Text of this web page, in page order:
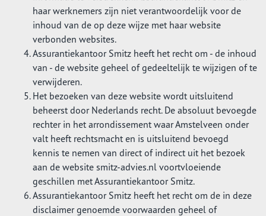
haar werknemers zijn niet verantwoordelijk voor de
inhoud van de op deze wijze met haar website
verbonden websites.
Assurantiekantoor Smitz heeft het recht om - de inhoud
van - de website geheel of gedeeltelijk te wijzigen of te
verwijderen.
Het bezoeken van deze website wordt uitsluitend
beheerst door Nederlands recht. De absoluut bevoegde
rechter in het arrondissement waar Amstelveen onder
valt heeft rechtsmacht en is uitsluitend bevoegd
kennis te nemen van direct of indirect uit het bezoek
aan de website smitz-advies.nl voortvloeiende
geschillen met Assurantiekantoor Smitz.
Assurantiekantoor Smitz heeft het recht om de in deze
disclaimer genoemde voorwaarden geheel of